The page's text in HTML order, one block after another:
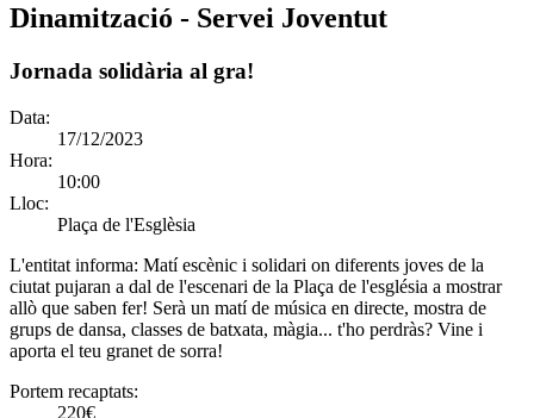
Dinamització - Servei Joventut
Jornada solidària al gra!
Data:
17/12/2023
Hora:
10:00
Lloc:
Plaça de l'Esglèsia
L'entitat informa: Matí escènic i solidari on diferents joves de la
ciutat pujaran a dal de l'escenari de la Plaça de l'església a mostrar
allò que saben fer! Serà un matí de música en directe, mostra de
grups de dansa, classes de batxata, màgia... t'ho perdràs? Vine i
aporta el teu granet de sorra!
Portem recaptats:
220€